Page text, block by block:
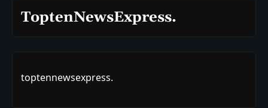
ToptenNewsExpress.
toptennewsexpress.